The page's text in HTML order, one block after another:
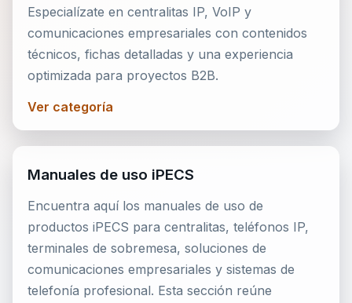
Especialízate en centralitas IP, VoIP y
comunicaciones empresariales con contenidos
técnicos, fichas detalladas y una experiencia
optimizada para proyectos B2B.
Ver categoría
Manuales de uso iPECS
Encuentra aquí los manuales de uso de
productos iPECS para centralitas, teléfonos IP,
terminales de sobremesa, soluciones de
comunicaciones empresariales y sistemas de
telefonía profesional. Esta sección reúne